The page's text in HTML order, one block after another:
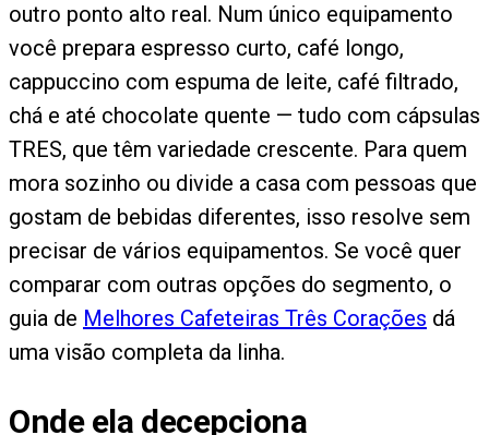
outro ponto alto real. Num único equipamento
você prepara espresso curto, café longo,
cappuccino com espuma de leite, café filtrado,
chá e até chocolate quente — tudo com cápsulas
TRES, que têm variedade crescente. Para quem
mora sozinho ou divide a casa com pessoas que
gostam de bebidas diferentes, isso resolve sem
precisar de vários equipamentos. Se você quer
comparar com outras opções do segmento, o
guia de Melhores Cafeteiras Três Corações dá
uma visão completa da linha.
Onde ela decepciona